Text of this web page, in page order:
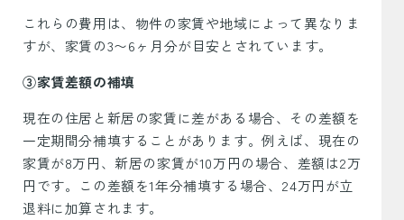
これらの費用は、物件の家賃や地域によって異なりま
すが、家賃の3〜6ヶ月分が目安とされています。
③家賃差額の補填
現在の住居と新居の家賃に差がある場合、その差額を
一定期間分補填することがあります。例えば、現在の
家賃が8万円、新居の家賃が10万円の場合、差額は2万
円です。この差額を1年分補填する場合、24万円が立
退料に加算されます。